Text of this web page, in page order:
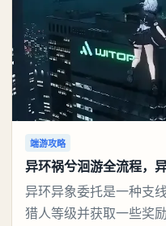
端游攻略
异环祸兮洄游全流程，
异环异象委托是一种支
猎人等级并获取一些奖